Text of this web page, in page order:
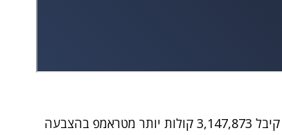
09:34 - הבחירות בארה"ב: נכון לשלב זה, ביידן קיבל 3,147,873 קולות יותר מטראמפ בהצבעה